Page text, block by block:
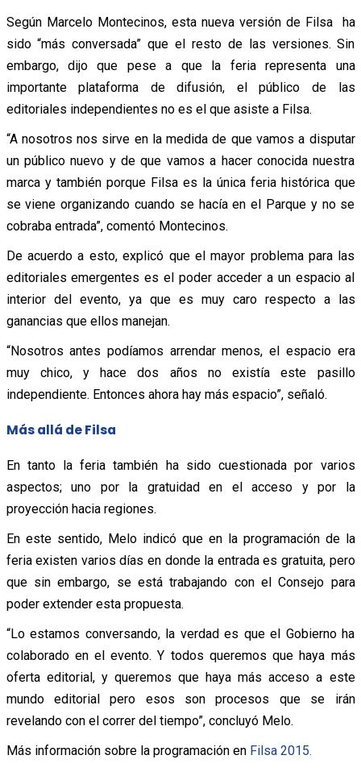
Según Marcelo Montecinos, esta nueva versión de Filsa ha
sido “más conversada” que el resto de las versiones. Sin
embargo, dijo que pese a que la feria representa una
importante plataforma de difusión, el público de las
editoriales independientes no es el que asiste a Filsa.
“A nosotros nos sirve en la medida de que vamos a disputar
un público nuevo y de que vamos a hacer conocida nuestra
marca y también porque Filsa es la única feria histórica que
se viene organizando cuando se hacía en el Parque y no se
cobraba entrada”, comentó Montecinos.
De acuerdo a esto, explicó que el mayor problema para las
editoriales emergentes es el poder acceder a un espacio al
interior del evento, ya que es muy caro respecto a las
ganancias que ellos manejan.
“Nosotros antes podíamos arrendar menos, el espacio era
muy chico, y hace dos años no existía este pasillo
independiente. Entonces ahora hay más espacio”, señaló.
Más allá de Filsa
En tanto la feria también ha sido cuestionada por varios
aspectos; uno por la gratuidad en el acceso y por la
proyección hacia regiones.
En este sentido, Melo indicó que en la programación de la
feria existen varios días en donde la entrada es gratuita, pero
que sin embargo, se está trabajando con el Consejo para
poder extender esta propuesta.
“Lo estamos conversando, la verdad es que el Gobierno ha
colaborado en el evento. Y todos queremos que haya más
oferta editorial, y queremos que haya más acceso a este
mundo editorial pero esos son procesos que se irán
revelando con el correr del tiempo”, concluyó Melo.
Más información sobre la programación en Filsa 2015.